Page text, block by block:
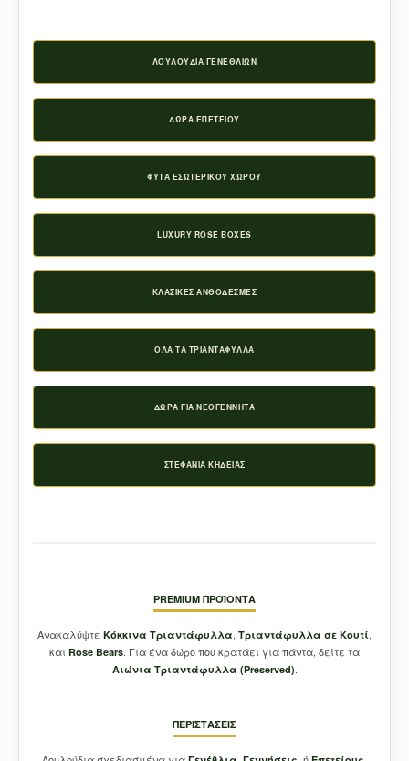
ΛΟΥΛΟΎΔΙΑ ΓΕΝΕΘΛΊΩΝ
ΔΏΡΑ ΕΠΕΤΕΊΟΥ
ΦΥΤΆ ΕΣΩΤΕΡΙΚΟΎ ΧΏΡΟΥ
LUXURY ROSE BOXES
ΚΛΑΣΙΚΈΣ ΑΝΘΟΔΈΣΜΕΣ
ΌΛΑ ΤΑ ΤΡΙΑΝΤΆΦΥΛΛΑ
ΔΏΡΑ ΓΙΑ ΝΕΟΓΈΝΝΗΤΑ
ΣΤΕΦΆΝΙΑ ΚΗΔΕΊΑΣ
PREMIUM ΠΡΟΪΌΝΤΑ
Ανακαλύψτε Κόκκινα Τριαντάφυλλα, Τριαντάφυλλα σε Κουτί,
και Rose Bears. Για ένα δώρο που κρατάει για πάντα, δείτε τα
Aιώνια Τριαντάφυλλα (Preserved).
ΠΕΡΙΣΤΆΣΕΙΣ